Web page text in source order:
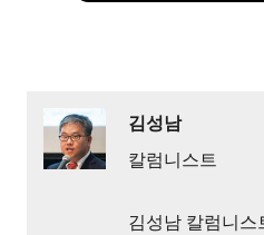
김성남
칼럼니스트
김성남 칼럼니스